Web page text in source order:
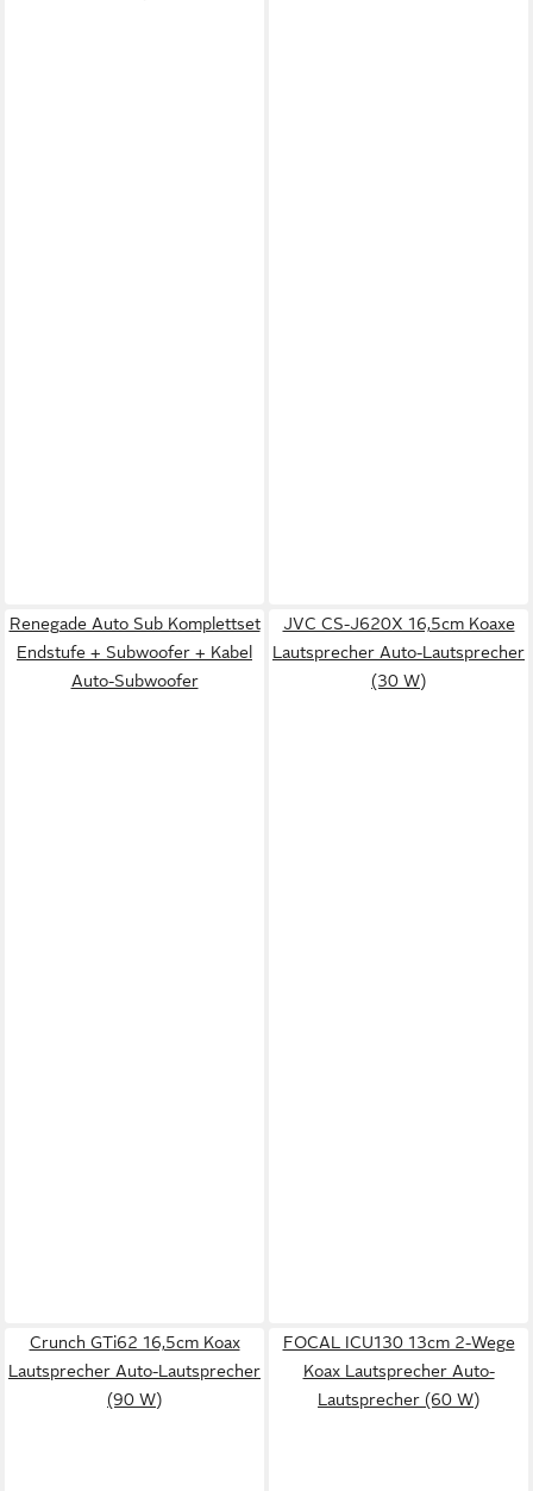
Renegade Auto Sub Komplettset
Endstufe + Subwoofer + Kabel
Auto-Subwoofer
JVC CS-J620X 16,5cm Koaxe
Lautsprecher Auto-Lautsprecher
(30 W)
Crunch GTi62 16,5cm Koax
Lautsprecher Auto-Lautsprecher
(90 W)
FOCAL ICU130 13cm 2-Wege
Koax Lautsprecher Auto-
Lautsprecher (60 W)